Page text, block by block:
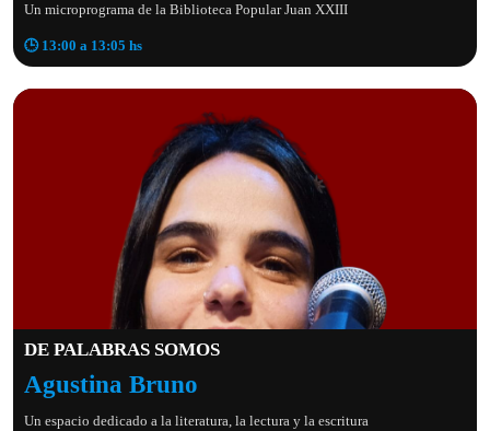
Un microprograma de la Biblioteca Popular Juan XXIII
🕒 13:00 a 13:05 hs
DE PALABRAS SOMOS
Agustina Bruno
Un espacio dedicado a la literatura, la lectura y la escritura